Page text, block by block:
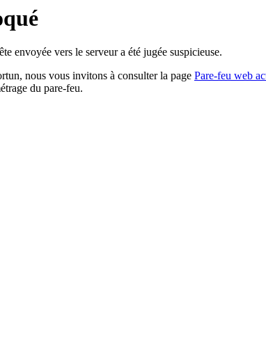
envoyée vers le serveur a été jugée suspicieuse.
nous vous invitons à consulter la page Pare-feu web
du pare-feu.